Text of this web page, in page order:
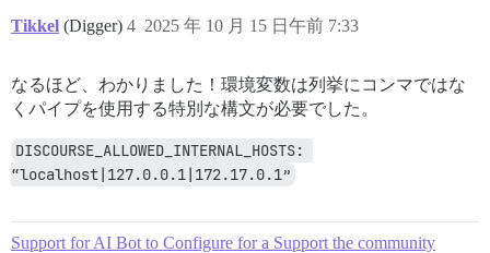
  DISCOURSE_SMTP_PORT: 25
  DISCOURSE_SMTP_USER_NAME: ""
  DISCOURSE_SMTP_ENABLE_START_TLS: false
  DISCOURSE_SMTP_DOMAIN: forum.firma.de
DISCOURSE_NOTIFICATION_EMAIL:
volumes:
Tikkel (Digger) 2025 年 10 月 15 日午前 7:33
4
なるほど、わかりました！環境変数は列挙にコンマではな
くパイプを使用する特別な構文が必要でした。
DISCOURSE_ALLOWED_INTERNAL_HOSTS:
“localhost|127.0.0.1|172.17.0.1”
Support for AI Bot to Configure for a Support the community